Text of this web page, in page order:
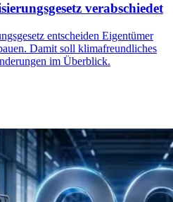
verabschiedet
entscheiden Eigentümer
Damit soll klimafreundliches
im Überblick.